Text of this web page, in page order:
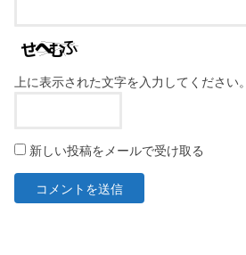
上に表示された文字を入力してください。
新しい投稿をメールで受け取る